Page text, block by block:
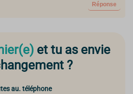
cookies
contenus qui répondent vraiment aux
Réponse
et tu as envie
?
au. téléphone